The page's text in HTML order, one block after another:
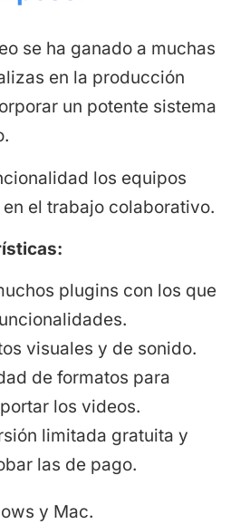
se ha ganado a muchas
en la producción
un potente sistema
los equipos
el trabajo colaborativo.
plugins con los que
visuales y de sonido.
de formatos para
los videos.
limitada gratuita y
las de pago.
y Mac.